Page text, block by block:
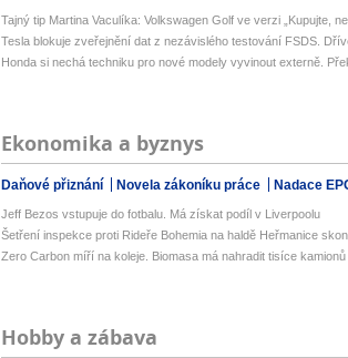
Tajný tip Martina Vaculíka: Volkswagen Golf ve verzi „Kupujte,
Tesla blokuje zveřejnění dat z nezávislého testování FSDS.
Honda si nechá techniku pro nové modely vyvinout externě.
Ekonomika a byznys
Daňové přiznání Novela zákoníku práce Nadace
Jeff Bezos vstupuje do fotbalu. Má získat podíl v Liverpoolu
Šetření inspekce proti Rideře Bohemia na haldě Heřmanice
Zero Carbon míří na koleje. Biomasa má nahradit tisíce kamionů
Hobby a zábava